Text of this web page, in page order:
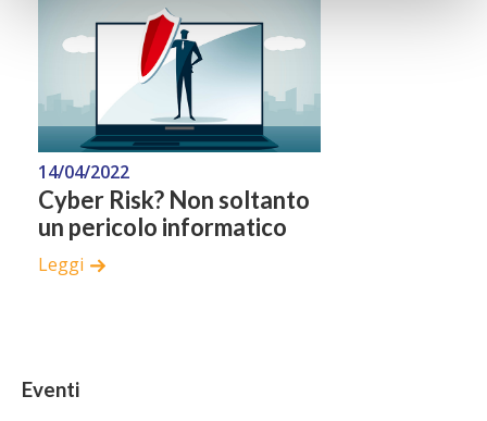
14/04/2022
Cyber Risk? Non soltanto
un pericolo informatico
Leggi
Eventi